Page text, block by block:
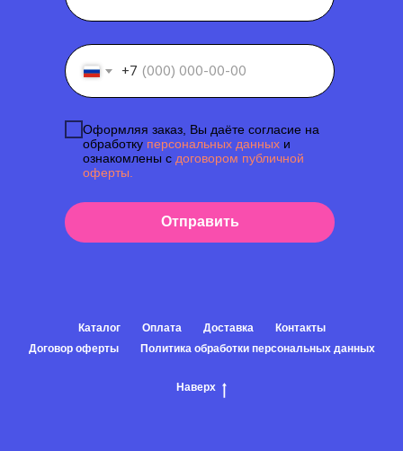
+7
Оформляя заказ, Вы даёте согласие на
обработку персональных данных и
ознакомлены с договором публичной
оферты.
Отправить
Каталог Оплата Доставка
Контакты
Договор оферты
Политика обработки персональных данных
Наверх